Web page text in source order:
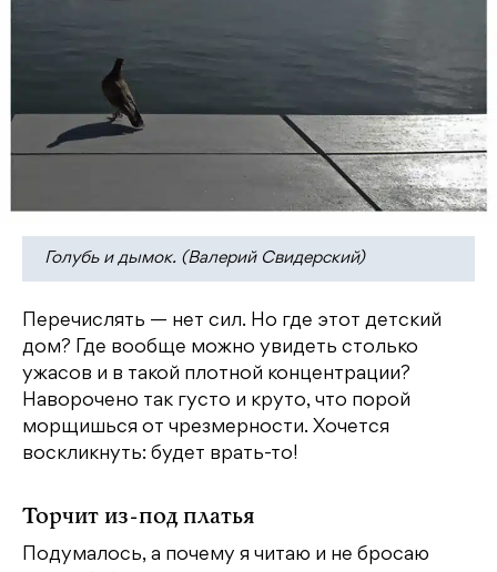
Голубь и дымок. (Валерий Свидерский)
Перечислять — нет сил. Но где этот детский
дом? Где вообще можно увидеть столько
ужасов и в такой плотной концентрации?
Наворочено так густо и круто, что порой
морщишься от чрезмерности. Хочется
воскликнуть: будет врать-то!
Торчит из-под платья
Подумалось, а почему я читаю и не бросаю